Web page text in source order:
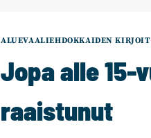
ALUEVAALIEHDOKKAIDEN
Jopa alle
raaistunut